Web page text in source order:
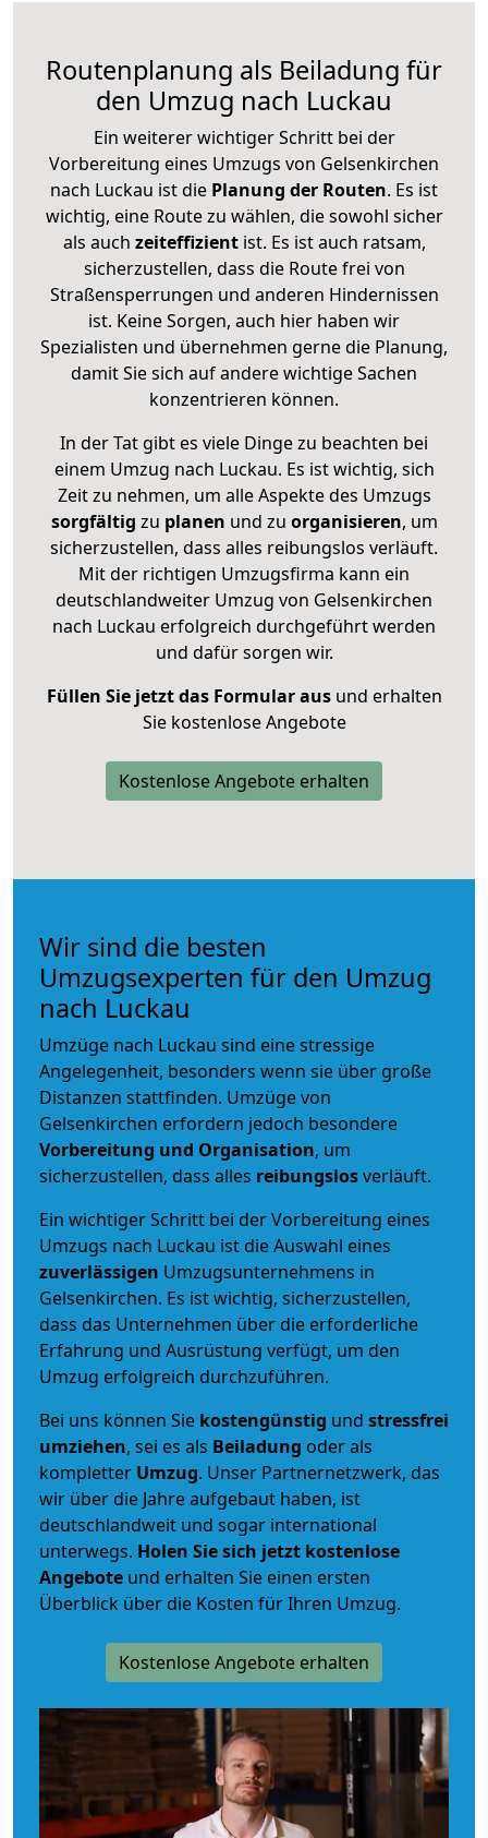
Routenplanung als Beiladung für
den Umzug nach Luckau
Ein weiterer wichtiger Schritt bei der
Vorbereitung eines Umzugs von Gelsenkirchen
nach Luckau ist die Planung der Routen. Es ist
wichtig, eine Route zu wählen, die sowohl sicher
als auch zeiteffizientist. Es ist auch ratsam,
sicherzustellen, dass die Route frei von
Straßensperrungen und anderen Hindernissen
ist. Keine Sorgen, auch hier haben wir
Spezialisten und übernehmen gerne die Planung,
damit Sie sich auf andere wichtige Sachen
konzentrieren können.
In der Tat gibt es viele Dinge zu beachten bei
einem Umzug nach Luckau. Es ist wichtig, sich
Zeit zu nehmen, um alle Aspekte des Umzugs
sorgfältig zu planen und zu organisieren, um
sicherzustellen, dass alles reibungslos verläuft.
Mit der richtigen Umzugsfirma kann ein
deutschlandweiter Umzug von Gelsenkirchen
nach Luckau erfolgreich durchgeführt werden
und dafür sorgen wir.
Füllen Sie jetzt das Formular ausund erhalten
Sie kostenlose Angebote
Kostenlose Angebote erhalten
Wir sind die besten
Umzugsexperten für den Umzug
nach Luckau
Umzüge nach Luckau sind eine stressige
Angelegenheit, besonders wenn sie über große
Distanzen stattfinden. Umzüge von
Gelsenkirchen erfordern jedoch besondere
Vorbereitung und Organisation, um
sicherzustellen, dass alles reibungslosverläuft.
Ein wichtiger Schritt bei der Vorbereitung eines
Umzugs nach Luckau ist die Auswahl eines
zuverlässigen Umzugsunternehmens in
Gelsenkirchen. Es ist wichtig, sicherzustellen,
dass das Unternehmen über die erforderliche
Erfahrung und Ausrüstung verfügt, um den
Umzug erfolgreich durchzuführen.
Bei uns können Sie kostengünstig und stressfrei
umziehen, sei es als Beiladung oder als
kompletter Umzug. Unser Partnernetzwerk, das
wir über die Jahre aufgebaut haben, ist
deutschlandweit und sogar international
unterwegs. Holen Sie sich jetzt kostenlose
Angebote und erhalten Sie einen ersten
Überblick über die Kosten für Ihren Umzug.
Kostenlose Angebote erhalten